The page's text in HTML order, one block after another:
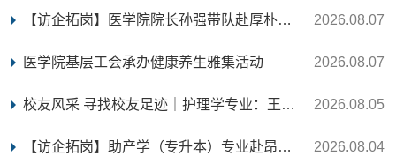
【访企拓岗】医学院院长孙强带队赴厚朴足脊矫正中心开展访企拓岗 2026.08.07
医学院基层工会承办健康养生雅集活动 2026.08.07
校友风采 寻找校友足迹｜护理学专业：王首印 勤学笃行 深耕护... 2026.08.05
【访企拓岗】助产学（专升本）专业赴昂昂溪区医疗机构开展访... 2026.08.04